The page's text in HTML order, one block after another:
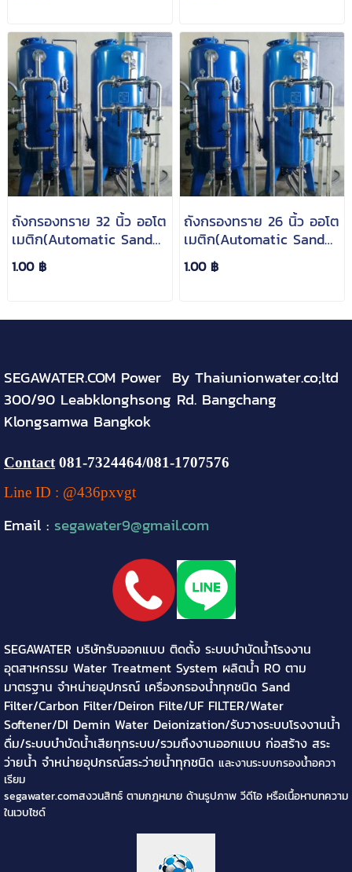
ถังกรองทราย 32 นิ้ว ออโต
เมติก(Automatic Sand
Filter)
1.00 ฿
ถังกรองทราย 26 นิ้ว ออโต
เมติก(Automatic Sand
Filter)
1.00 ฿
SEGAWATER.COM Power By Thaiunionwater.co;ltd
300/90 Leabklonghsong Rd. Bangchang
Klongsamwa Bangkok
Contact 081-7324464/081-1707576
Line ID : @436pxvgt
Email : segawater9@gmail.com
SEGAWATER บริษัทรับออกแบบ ติดตั้ง ระบบบำบัดน้ำโรงงาน
อุตสาหกรรม Water Treatment System ผลิตน้ำ RO ตาม
มาตรฐาน จำหน่ายอุปกรณ์ เครื่องกรองน้ำทุกชนิด Sand
Filter/Carbon Filter/Deiron Filte/UF FILTER/Water
Softener/DI Demin Water Deionization/รับวางระบบโรงงานน้ำ
ดื่ม/ระบบบำบัดน้ำเสียทุกระบบ/รวมถึงงานออกแบบ ก่อสร้าง สระ
ว่ายน้ำ จำหน่ายอุปกรณ์สระว่ายน้ำทุกชนิด และงานระบบกรองน้ำอควา
เรียม
segawater.comสงวนสิทธ์ ตามกฎหมาย ด้านรูปภาพ วีดีโอ หรือเนื้อหาบทความ
ในเวบไซด์